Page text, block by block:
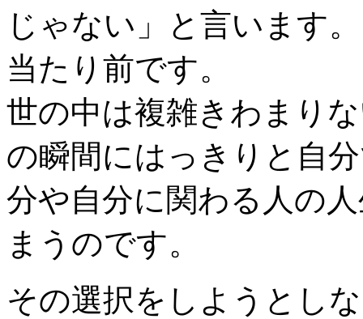
じゃない」と言います。
当たり前です。
世の中は複雑きわまり
の瞬間にはっきりと自
分や自分に関わる人の
まうのです。
その選択をしようとし